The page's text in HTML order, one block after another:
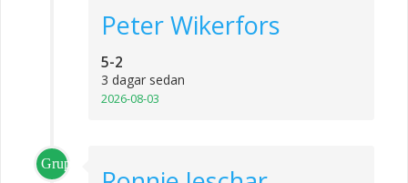
Peter Wikerfors
5-2
3 dagar sedan
2026-08-03
Grupp_2